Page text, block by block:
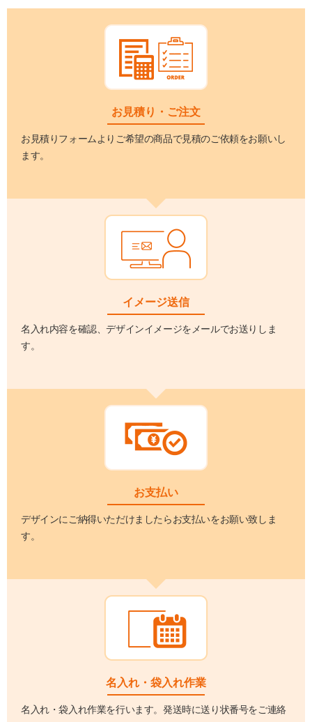
お見積り・ご注文
お見積りフォームよりご希望の商品で見積のご依頼をお願いし
ます。
イメージ送信
名入れ内容を確認、デザインイメージをメールでお送りしま
す。
お支払い
デザインにご納得いただけましたらお支払いをお願い致しま
す。
名入れ・袋入れ作業
名入れ・袋入れ作業を行います。発送時に送り状番号をご連絡